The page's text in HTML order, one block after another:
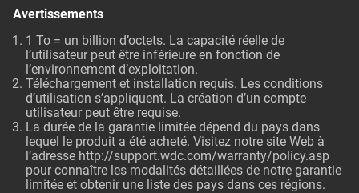
Avertissements
1 To = un billion d’octets. La capacité réelle de
l’utilisateur peut être inférieure en fonction de
l’environnement d’exploitation.
Téléchargement et installation requis. Les conditions
d’utilisation s’appliquent. La création d’un compte
utilisateur peut être requise.
La durée de la garantie limitée dépend du pays dans
lequel le produit a été acheté. Visitez notre site Web à
l’adresse http://support.wdc.com/warranty/policy.asp
pour connaître les modalités détaillées de notre garantie
limitée et obtenir une liste des pays dans ces régions.